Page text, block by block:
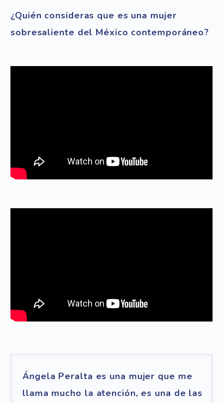
¿Quién consideras que es una mujer
sobresaliente del México contemporáneo?
Ángela Peralta es una mujer que me
llama mucho la atención, es una de las